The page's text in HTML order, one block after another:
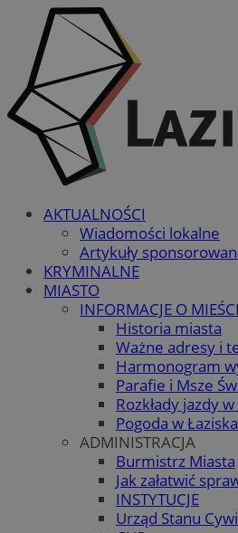
AKTUALNOŚCI
Wiadomości lokalne
Artykuły
KRYMINALNE
MIASTO
INFORMACJE O
Historia miasta
Ważne adresy i
Harmonogram
Parafie i Msze
Rozkłady jazdy
Pogoda w
ADMINISTRACJA
Burmistrz Miasta
Jak załatwić
INSTYTUCJE
Urząd Stanu